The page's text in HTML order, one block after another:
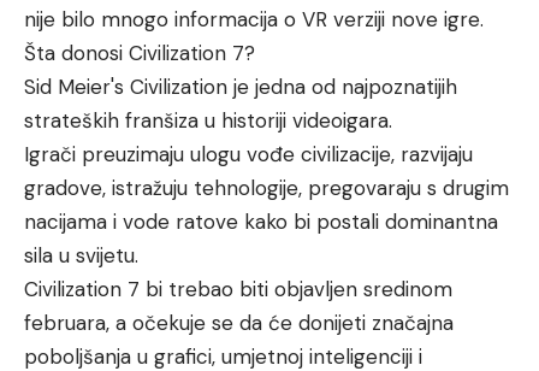
nije bilo mnogo informacija o VR verziji nove igre.
Šta donosi Civilization 7?
Sid Meier's Civilization je jedna od najpoznatijih
strateških franšiza u historiji videoigara.
Igrači preuzimaju ulogu vođe civilizacije, razvijaju
gradove, istražuju tehnologije, pregovaraju s drugim
nacijama i vode ratove kako bi postali dominantna
sila u svijetu.
Civilization 7 bi trebao biti objavljen sredinom
februara, a očekuje se da će donijeti značajna
poboljšanja u grafici, umjetnoj inteligenciji i